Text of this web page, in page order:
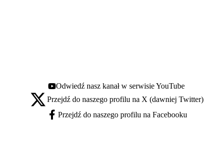
Youtube - otwiera się w nowej karcie
Odwiedź nasz kanał w serwisie YouTube
X - otwiera się w nowej karcie
Przejdź do naszego profilu na X (dawniej Twitter)
Facebook - otwiera się w nowej karcie
Przejdź do naszego profilu na Facebooku